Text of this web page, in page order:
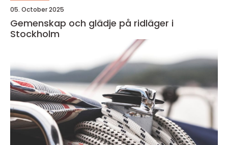
05. October 2025
Gemenskap och glädje på ridläger i
Stockholm